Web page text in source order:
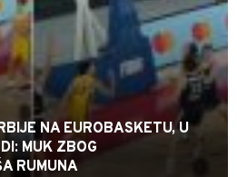
NA EUROBASKETU, U
MUK ZBOG
RUMUNA